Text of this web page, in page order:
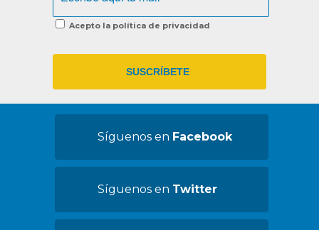
Acepto la política de privacidad
Síguenos en Facebook
Síguenos en Twitter